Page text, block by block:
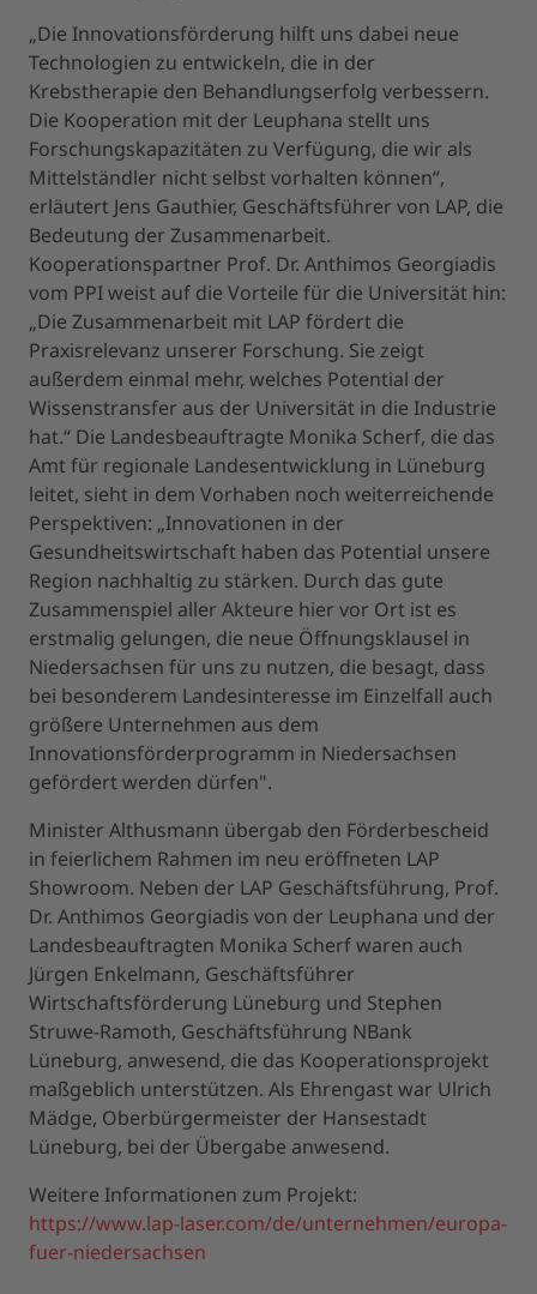
„Die Innovationsförderung hilft uns dabei neue
Technologien zu entwickeln, die in der
Krebstherapie den Behandlungserfolg verbessern.
Die Kooperation mit der Leuphana stellt uns
Forschungskapazitäten zu Verfügung, die wir als
Mittelständler nicht selbst vorhalten können“,
erläutert Jens Gauthier, Geschäftsführer von LAP, die
Bedeutung der Zusammenarbeit.
Kooperationspartner Prof. Dr. Anthimos Georgiadis
vom PPI weist auf die Vorteile für die Universität hin:
„Die Zusammenarbeit mit LAP fördert die
Praxisrelevanz unserer Forschung. Sie zeigt
außerdem einmal mehr, welches Potential der
Wissenstransfer aus der Universität in die Industrie
hat.“ Die Landesbeauftragte Monika Scherf, die das
Amt für regionale Landesentwicklung in Lüneburg
leitet, sieht in dem Vorhaben noch weiterreichende
Perspektiven: „Innovationen in der
Gesundheitswirtschaft haben das Potential unsere
Region nachhaltig zu stärken. Durch das gute
Zusammenspiel aller Akteure hier vor Ort ist es
erstmalig gelungen, die neue Öffnungsklausel in
Niedersachsen für uns zu nutzen, die besagt, dass
bei besonderem Landesinteresse im Einzelfall auch
größere Unternehmen aus dem
Innovationsförderprogramm in Niedersachsen
gefördert werden dürfen".
Minister Althusmann übergab den Förderbescheid
in feierlichem Rahmen im neu eröffneten LAP
Showroom. Neben der LAP Geschäftsführung, Prof.
Dr. Anthimos Georgiadis von der Leuphana und der
Landesbeauftragten Monika Scherf waren auch
Jürgen Enkelmann, Geschäftsführer
Wirtschaftsförderung Lüneburg und Stephen
Struwe-Ramoth, Geschäftsführung NBank
Lüneburg, anwesend, die das Kooperationsprojekt
maßgeblich unterstützen. Als Ehrengast war Ulrich
Mädge, Oberbürgermeister der Hansestadt
Lüneburg, bei der Übergabe anwesend.
Weitere Informationen zum Projekt:
https://www.lap-laser.com/de/unternehmen/europa-
fuer-niedersachsen